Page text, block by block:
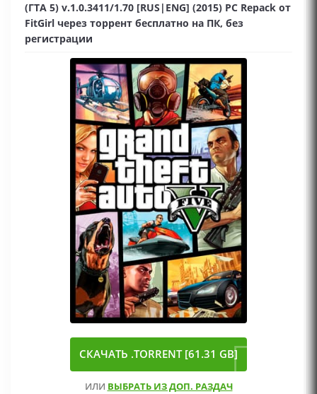
(ГТА 5) v.1.0.3411/1.70 [RUS|ENG] (2015) PC Repack от
FitGirl через торрент бесплатно на ПК, без
регистрации
СКАЧАТЬ .TORRENT [61.31 GB]
ИЛИ ВЫБРАТЬ ИЗ ДОП. РАЗДАЧ